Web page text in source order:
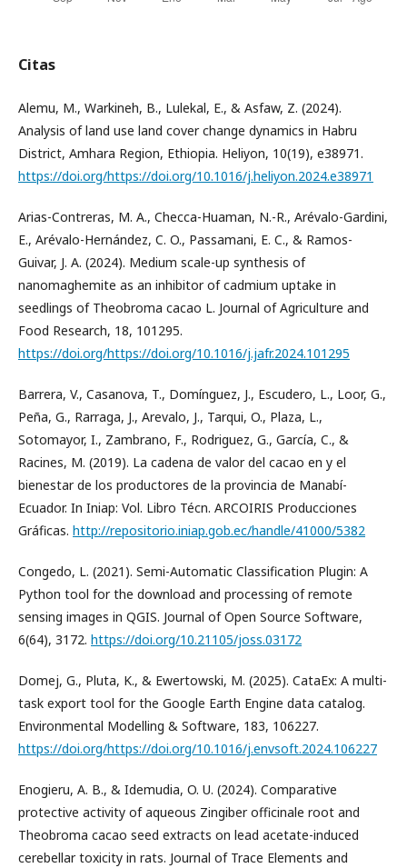
Citas
Alemu, M., Warkineh, B., Lulekal, E., & Asfaw, Z. (2024).
Analysis of land use land cover change dynamics in Habru
District, Amhara Region, Ethiopia. Heliyon, 10(19), e38971.
https://doi.org/https://doi.org/10.1016/j.heliyon.2024.e38971
Arias-Contreras, M. A., Checca-Huaman, N.-R., Arévalo-Gardini,
E., Arévalo-Hernández, C. O., Passamani, E. C., & Ramos-
Guivar, J. A. (2024). Medium scale-up synthesis of
nanomaghemite as an inhibitor of cadmium uptake in
seedlings of Theobroma cacao L. Journal of Agriculture and
Food Research, 18, 101295.
https://doi.org/https://doi.org/10.1016/j.jafr.2024.101295
Barrera, V., Casanova, T., Domínguez, J., Escudero, L., Loor, G.,
Peña, G., Rarraga, J., Arevalo, J., Tarqui, O., Plaza, L.,
Sotomayor, I., Zambrano, F., Rodriguez, G., García, C., &
Racines, M. (2019). La cadena de valor del cacao en y el
bienestar de los productores de la provincia de Manabí-
Ecuador. In Iniap: Vol. Libro Técn. ARCOIRIS Producciones
Gráficas. http://repositorio.iniap.gob.ec/handle/41000/5382
Congedo, L. (2021). Semi-Automatic Classification Plugin: A
Python tool for the download and processing of remote
sensing images in QGIS. Journal of Open Source Software,
6(64), 3172. https://doi.org/10.21105/joss.03172
Domej, G., Pluta, K., & Ewertowski, M. (2025). CataEx: A multi-
task export tool for the Google Earth Engine data catalog.
Environmental Modelling & Software, 183, 106227.
https://doi.org/https://doi.org/10.1016/j.envsoft.2024.106227
Enogieru, A. B., & Idemudia, O. U. (2024). Comparative
protective activity of aqueous Zingiber officinale root and
Theobroma cacao seed extracts on lead acetate-induced
cerebellar toxicity in rats. Journal of Trace Elements and